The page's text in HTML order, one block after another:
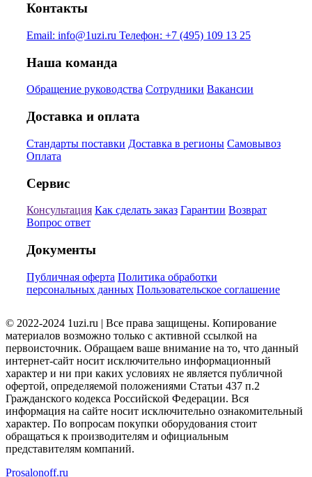
Контакты
Email: info@1uzi.ru Телефон: +7 (495) 109 13 25
Наша команда
Обращение руководства Сотрудники Вакансии
Доставка и оплата
Стандарты поставки Доставка в регионы Самовывоз
Оплата
Сервис
Консультация Как сделать заказ Гарантии Возврат
Вопрос ответ
Документы
Публичная оферта Политика обработки
персональных данных Пользовательское соглашение
© 2022-2024 1uzi.ru | Все права защищены. Копирование
материалов возможно только с активной ссылкой на
первоисточник. Обращаем ваше внимание на то, что данный
интернет-сайт носит исключительно информационный
характер и ни при каких условиях не является публичной
офертой, определяемой положениями Статьи 437 п.2
Гражданского кодекса Российской Федерации. Вся
информация на сайте носит исключительно ознакомительный
характер. По вопросам покупки оборудования стоит
обращаться к производителям и официальным
представителям компаний.
Prosalonoff.ru